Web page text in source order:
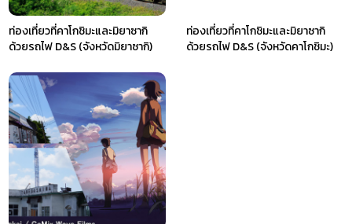
ท่องเที่ยวที่คาโกชิมะและมิยาซากิ
ด้วยรถไฟ D&S (จังหวัดมิยาซากิ)
ท่องเที่ยวที่คาโกชิมะและมิยาซากิ
ด้วยรถไฟ D&S (จังหวัดคาโกชิมะ)